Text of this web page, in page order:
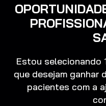
Estou selecionando
que desejam ganhar
pacientes com a